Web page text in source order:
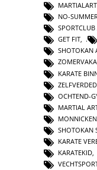
NO-
GET FIT,
SHOTOKAN
KARATE
OCHTEND-
MARTIAL
SHOTOKAN
KARATE
KARATEKID